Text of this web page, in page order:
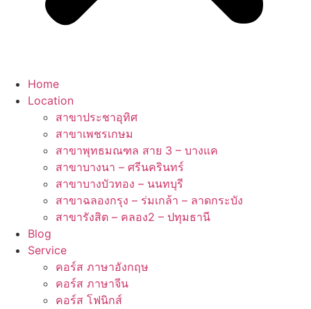
Home
Location
สาขาประชาอุทิศ
สาขาเพชรเกษม
สาขาพุทธมณฑล สาย 3 – บางแค
สาขาบางนา – ศรีนครินทร์
สาขาบางบัวทอง – นนทบุรี
สาขาฉลองกรุง – ร่มเกล้า – ลาดกระบัง
สาขารังสิต – คลอง2 – ปทุมธานี
Blog
Service
คอร์ส ภาษาอังกฤษ
คอร์ส ภาษาจีน
คอร์ส โฟนิกส์